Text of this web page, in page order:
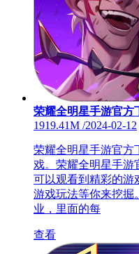
荣耀全明星手游官方
1919.41M /2024-02-12
荣耀全明星手游官方
戏。荣耀全明星手游
可以观看到精彩的游
游戏玩法等你来挖掘
业，里面的每
查看